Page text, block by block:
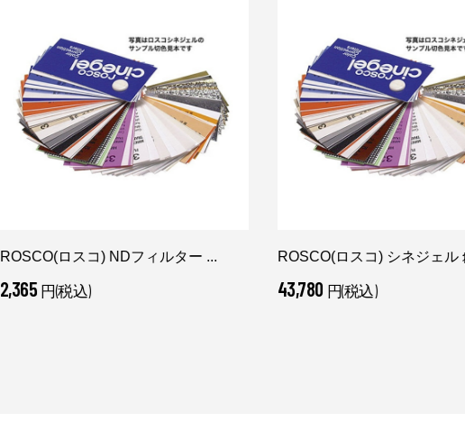
ROSCO(ロスコ) NDフィルター ...
2,365 円(税込)
ROSCO(ロスコ) シネジェル
43,780 円(税込)